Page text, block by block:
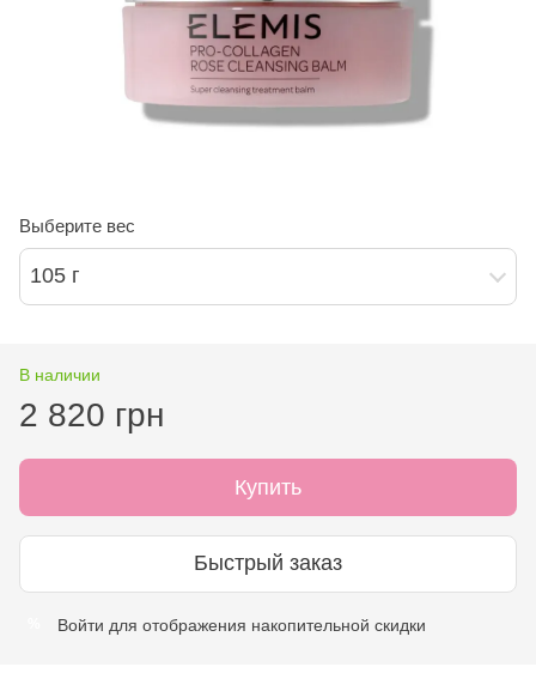
Выберите вес
105 г
В наличии
2 820 грн
Купить
Быстрый заказ
Войти для отображения накопительной скидки